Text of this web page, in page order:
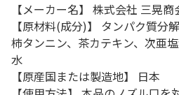
【メーカー名】 株式会社 三晃商
【原材料(成分)】 タンパク質分
柿タンニン、茶カテキン、次亜
水
【原産国または製造地】 日本